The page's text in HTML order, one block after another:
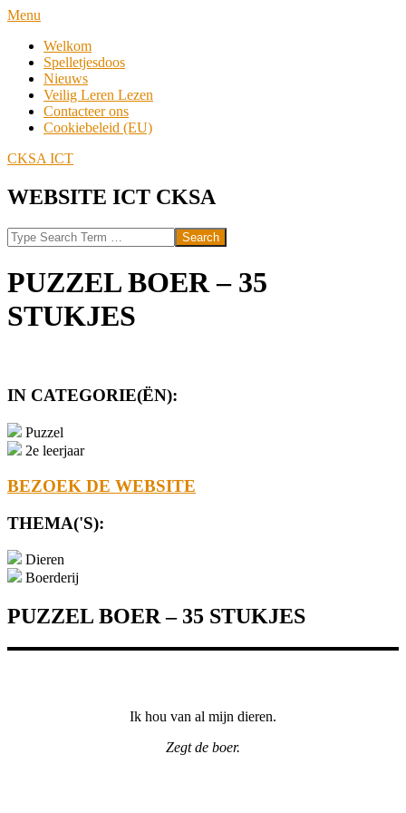
Skip
content
Navigation
Menu
Welkom
Spelletjesdoos
Nieuws
Veilig Leren Lezen
Contacteer ons
Cookiebeleid (EU)
CKSA ICT
WEBSITE ICT CKSA
Search
PUZZEL BOER – 35
STUKJES
IN CATEGORIE(ËN):
Puzzel
2e leerjaar
BEZOEK DE WEBSITE
THEMA('S):
Dieren
Boerderij
PUZZEL BOER – 35 STUKJES
Ik hou van al mijn dieren.
Zegt de boer.